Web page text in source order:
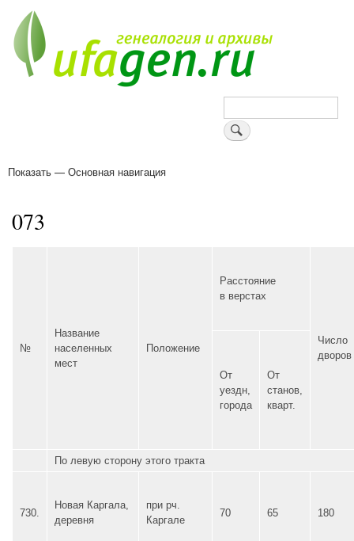
основному
содержанию
Поиск
Основная
Показать — Основная навигация
073
№
Название
населенных
мест
Положение
Расстояние
в верстах
Число
дворов
От
уездн,
города
От
станов,
кварт.
По левую сторону этого тракта
730.
Новая Каргала,
деревня
при рч.
Каргале
70 65 180